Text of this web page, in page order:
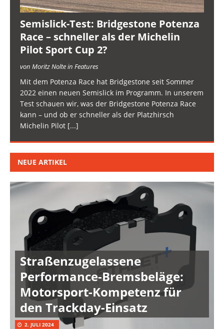
Semislick-Test: Bridgestone Potenza
Race – schneller als der Michelin
Pilot Sport Cup 2?
von Moritz Nolte in Features
Mit dem Potenza Race hat Bridgestone seit Sommer
2022 einen neuen Semislick im Programm. In unserem
Test schauen wir, was der Bridgestone Potenza Race
kann – und ob er schneller als der Platzhirsch
Michelin Pilot [...]
NEUE ARTIKEL
Straßenzugelassene
Performance-Bremsbeläge:
Motorsport-Kompetenz für
den Trackday-Einsatz
2. JULI 2024